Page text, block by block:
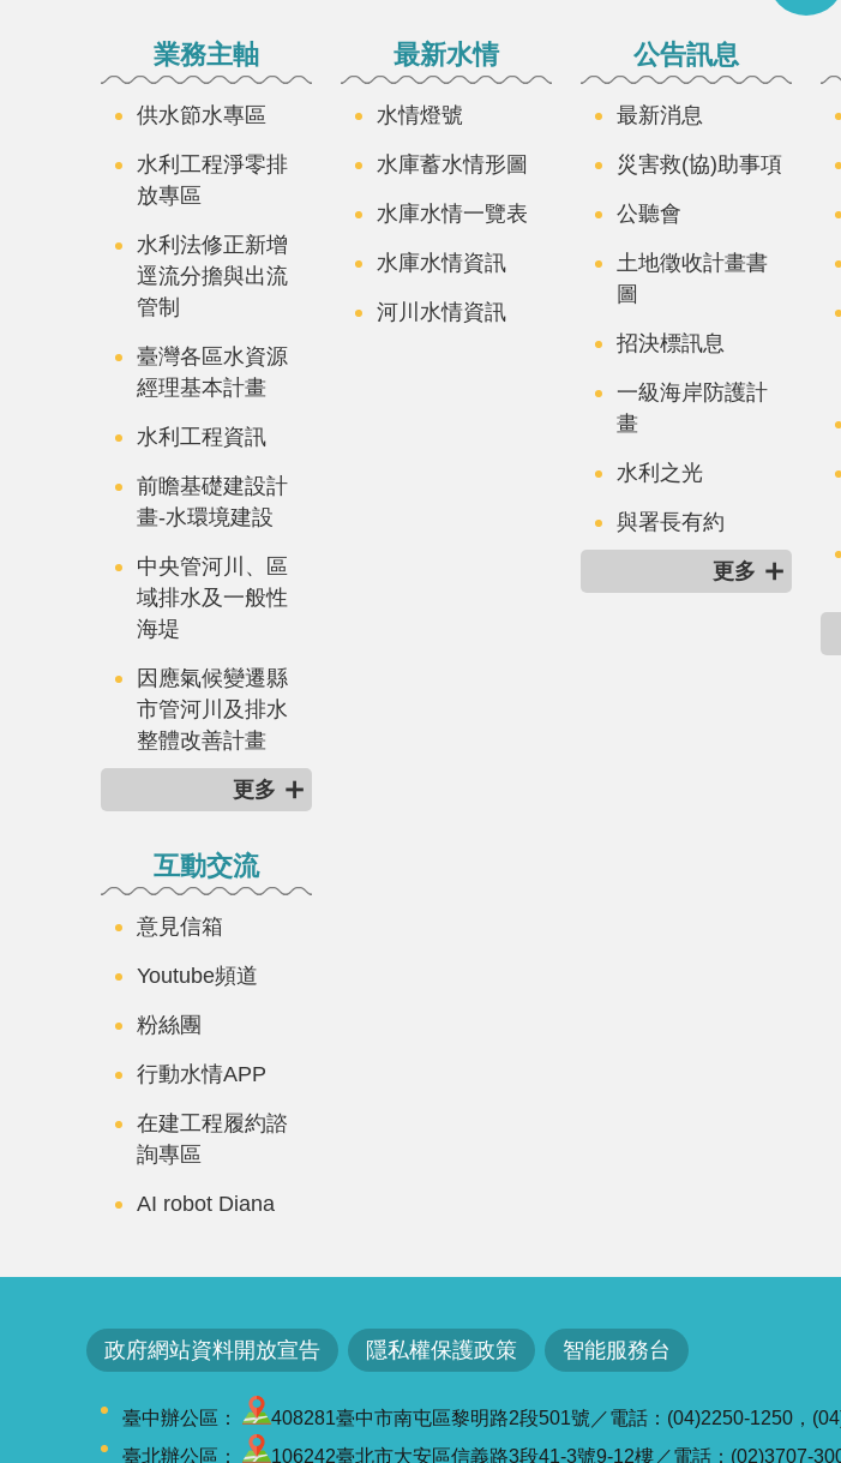
業務主軸
供水節水專區
水利工程淨零排
放專區
水利法修正新增
逕流分擔與出流
管制
臺灣各區水資源
經理基本計畫
水利工程資訊
前瞻基礎建設計
畫-水環境建設
中央管河川、區
域排水及一般性
海堤
因應氣候變遷縣
市管河川及排水
整體改善計畫
更多
最新水情
水情燈號
水庫蓄水情形圖
水庫水情一覽表
水庫水情資訊
河川水情資訊
公告訊息
最新消息
災害救(協)助事項
公聽會
土地徵收計畫書
圖
招決標訊息
一級海岸防護計
畫
水利之光
與署長有約
更多
互動交流
意見信箱
Youtube頻道
粉絲團
行動水情APP
在建工程履約諮
詢專區
AI robot Diana
政府網站資料開放宣告 隱私權保護政策 智能服務台
臺中辦公區：
408281臺中市南屯區黎明路2段501號／電話：(04)2250-1250，
臺北辦公區：
106242臺北市大安區信義路3段41-3號9-12樓／電話：(02)3707-